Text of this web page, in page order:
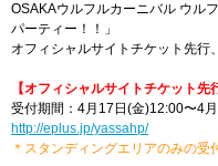
Fanclub
OSAKAウルフルカーニバル ウル
パーティー！！」
オフィシャルサイトチケット先行
【オフィシャルサイトチケット先
受付期間：4月17日(金)12:00〜4
http://eplus.jp/yassahp/
＊スタンディングエリアのみの受